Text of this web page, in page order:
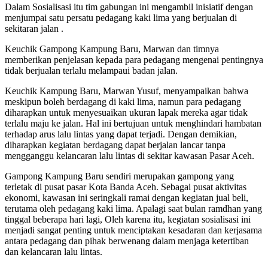
Dalam Sosialisasi itu tim gabungan ini mengambil inisiatif dengan
menjumpai satu persatu pedagang kaki lima yang berjualan di
sekitaran jalan .
Keuchik Gampong Kampung Baru, Marwan dan timnya
memberikan penjelasan kepada para pedagang mengenai pentingnya
tidak berjualan terlalu melampaui badan jalan.
Keuchik Kampung Baru, Marwan Yusuf, menyampaikan bahwa
meskipun boleh berdagang di kaki lima, namun para pedagang
diharapkan untuk menyesuaikan ukuran lapak mereka agar tidak
terlalu maju ke jalan. Hal ini bertujuan untuk menghindari hambatan
terhadap arus lalu lintas yang dapat terjadi. Dengan demikian,
diharapkan kegiatan berdagang dapat berjalan lancar tanpa
mengganggu kelancaran lalu lintas di sekitar kawasan Pasar Aceh.
Gampong Kampung Baru sendiri merupakan gampong yang
terletak di pusat pasar Kota Banda Aceh. Sebagai pusat aktivitas
ekonomi, kawasan ini seringkali ramai dengan kegiatan jual beli,
terutama oleh pedagang kaki lima. Apalagi saat bulan ramdhan yang
tinggal beberapa hari lagi, Oleh karena itu, kegiatan sosialisasi ini
menjadi sangat penting untuk menciptakan kesadaran dan kerjasama
antara pedagang dan pihak berwenang dalam menjaga ketertiban
dan kelancaran lalu lintas.